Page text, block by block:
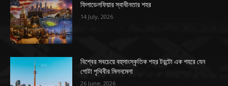
ফিলাডেলফিয়ার স্বাধীনতার শহর
14 July, 2026
বিশ্বের সবচেয়ে বহুসাংস্কৃতিক শহর টরন্টো এক শহরে যেন
গোটা পৃথিবীর মিলনমেলা
26 June, 2026